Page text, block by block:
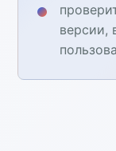
версии,